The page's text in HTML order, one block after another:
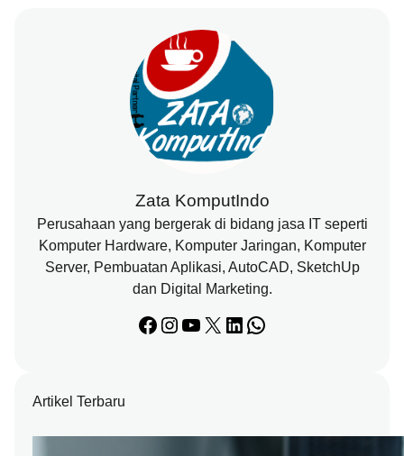
Zata KomputIndo
Perusahaan yang bergerak di bidang jasa IT seperti
Komputer Hardware, Komputer Jaringan, Komputer
Server, Pembuatan Aplikasi, AutoCAD, SketchUp
dan Digital Marketing.
Facebook Instagram YouTube X LinkedIn WhatsApp
Artikel Terbaru